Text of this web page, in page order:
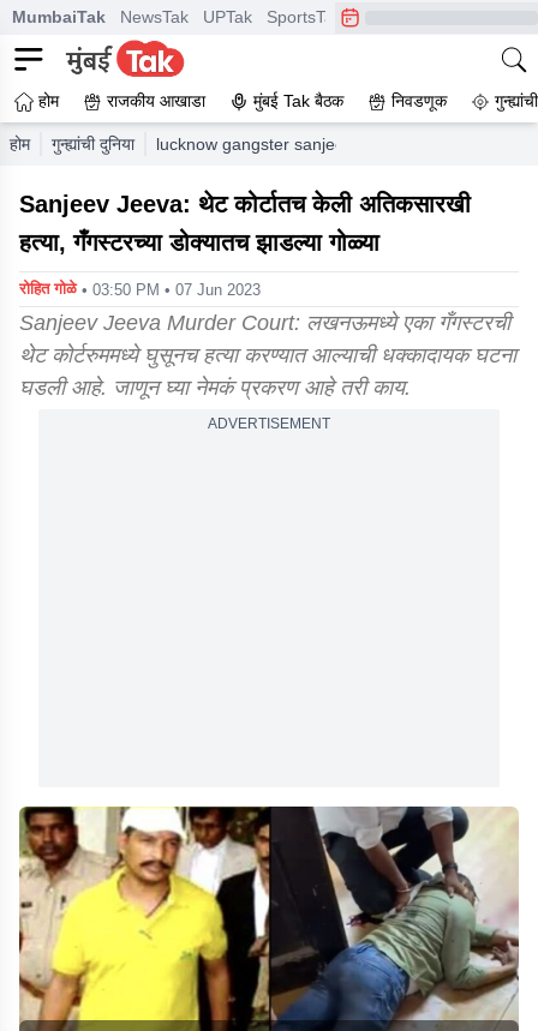
MumbaiTak NewsTak UPTak SportsTak CrimeTak
होम राजकीय आखाडा मुंबई Tak बैठक निवडणूक
होम गुन्ह्यांची दुनिया lucknow gangster sanjeev jeeva shot dead court
Sanjeev Jeeva: थेट कोर्टातच केली अतिकसारखी
हत्या, गँगस्टरच्या डोक्यातच झाडल्या गोळ्या
रोहित गोळे • 03:50 PM • 07 Jun 2023
Sanjeev Jeeva Murder Court: लखनऊमध्ये एका गँगस्टरची
थेट कोर्टरुममध्ये घुसूनच हत्या करण्यात आल्याची धक्कादायक घटना
घडली आहे. जाणून घ्या नेमकं प्रकरण आहे तरी काय.
ADVERTISEMENT